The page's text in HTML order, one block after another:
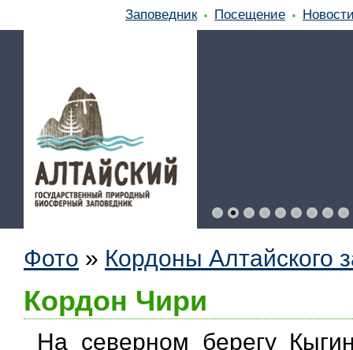
Заповедник Посещение
Фото » Кордоны Алтайского
Кордон Чири
На северном берегу